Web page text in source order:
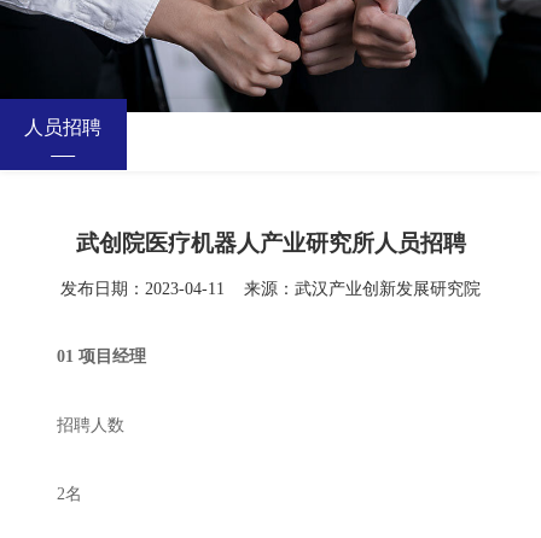
人员招聘
武创院医疗机器人产业研究所人员招聘
发布日期：2023-04-11 来源：武汉产业创新发展研究院
01 项目经理
招聘人数
2名